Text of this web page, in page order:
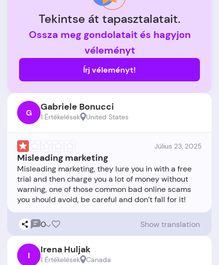
Tekintse át tapasztalatait.
Ossza meg gondolatait és hagyjon
véleményt
Írj véleményt!
G Gabriele Bonucci
1 Értékelések United States
Július 23, 2025
Misleading marketing
Misleading marketing, they lure you in with a free
trial and then charge you a lot of money without
warning, one of those common bad online scams
0 Show translation
I Irena Huljak
1 Értékelések Canada